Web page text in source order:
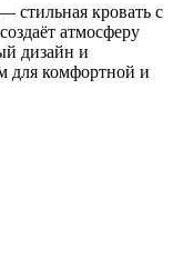
стильная кровать с
атмосферу
дизайн и
для комфортной и